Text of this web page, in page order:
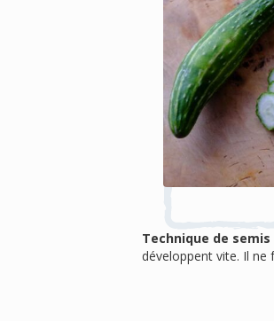
Technique de semis
développent vite. Il ne